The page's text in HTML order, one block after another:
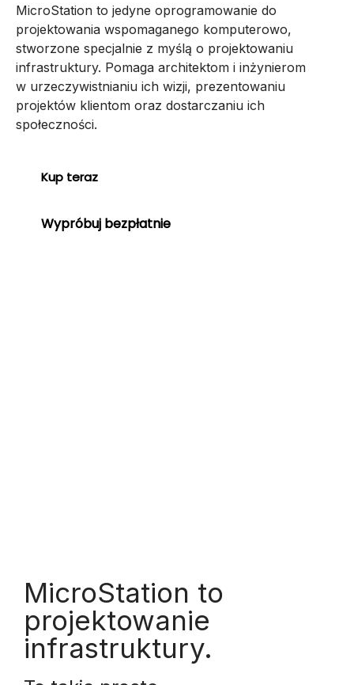
MicroStation to jedyne oprogramowanie do
projektowania wspomaganego komputerowo,
stworzone specjalnie z myślą o projektowaniu
infrastruktury. Pomaga architektom i inżynierom
w urzeczywistnianiu ich wizji, prezentowaniu
projektów klientom oraz dostarczaniu ich
społeczności.
Kup teraz
Wypróbuj bezpłatnie
MicroStation to
projektowanie
infrastruktury.